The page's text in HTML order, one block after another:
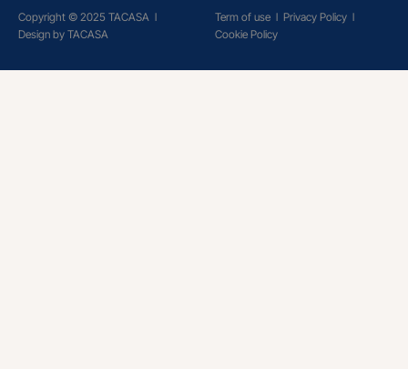
Copyright © 2025 TACASA l
Design by TACASA
Term of use l Privacy Policy l
Cookie Policy